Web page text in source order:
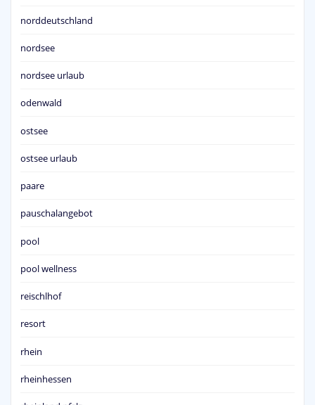
norddeutschland
nordsee
nordsee urlaub
odenwald
ostsee
ostsee urlaub
paare
pauschalangebot
pool
pool wellness
reischlhof
resort
rhein
rheinhessen